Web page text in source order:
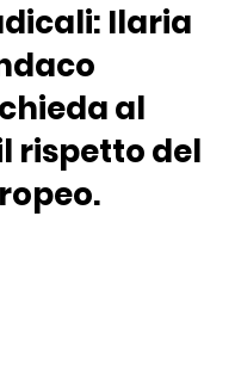
Ilaria
al
rispetto del